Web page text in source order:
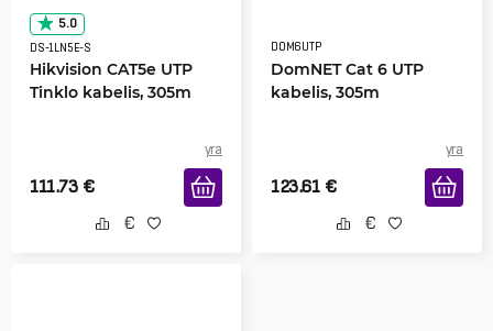
5.0
DS-1LN5E-S
Hikvision CAT5e UTP
Tinklo kabelis, 305m
yra
111.73 €
DOM6UTP
DomNET Cat 6 UTP
kabelis, 305m
yra
123.61 €